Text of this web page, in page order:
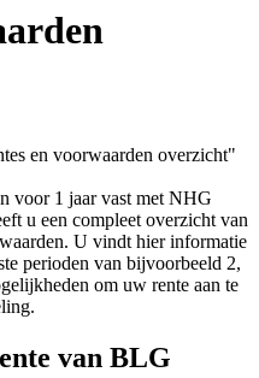
en voorwaarden overzicht"
voor 1 jaar vast met NHG
u een compleet overzicht van
U vindt hier informatie
perioden van bijvoorbeeld 2,
om uw rente aan te
van BLG